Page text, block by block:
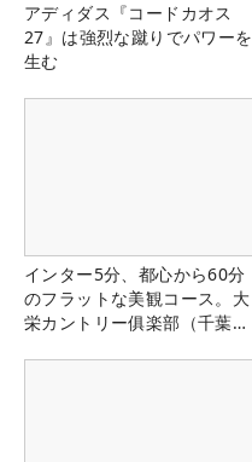
アディダス『コードカオス
27』は強烈な蹴りでパワーを
生む
インター5分、都心から60分
のフラットな美観コース。大
栄カントリー俱楽部（千葉